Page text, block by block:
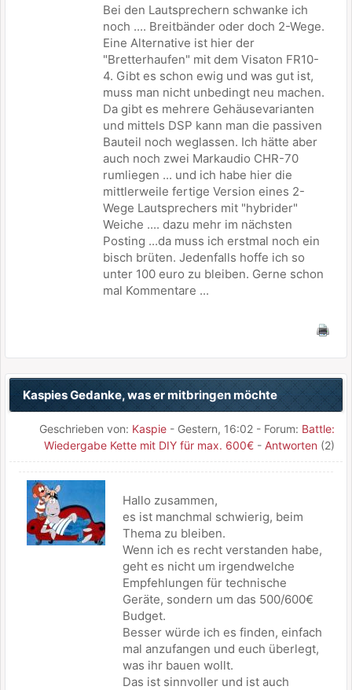
Bei den Lautsprechern schwanke ich
noch .... Breitbänder oder doch 2-Wege.
Eine Alternative ist hier der
"Bretterhaufen" mit dem Visaton FR10-
4. Gibt es schon ewig und was gut ist,
muss man nicht unbedingt neu machen.
Da gibt es mehrere Gehäusevarianten
und mittels DSP kann man die passiven
Bauteil noch weglassen. Ich hätte aber
auch noch zwei Markaudio CHR-70
rumliegen ... und ich habe hier die
mittlerweile fertige Version eines 2-
Wege Lautsprechers mit "hybrider"
Weiche .... dazu mehr im nächsten
Posting ...da muss ich erstmal noch ein
bisch brüten. Jedenfalls hoffe ich so
unter 100 euro zu bleiben. Gerne schon
mal Kommentare ...
Kaspies Gedanke, was er mitbringen möchte
Geschrieben von: Kaspie - Gestern, 16:02 - Forum: Battle:
Wiedergabe Kette mit DIY für max. 600€ - Antworten (2)
Hallo zusammen,
es ist manchmal schwierig, beim
Thema zu bleiben.
Wenn ich es recht verstanden habe,
geht es nicht um irgendwelche
Empfehlungen für technische
Geräte, sondern um das 500/600€
Budget.
Besser würde ich es finden, einfach
mal anzufangen und euch überlegt,
was ihr bauen wollt.
Das ist sinnvoller und ist auch